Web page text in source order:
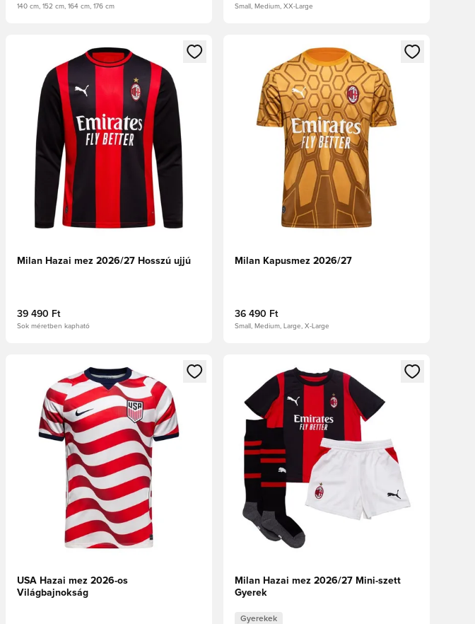
140 cm, 152 cm, 164 cm, 176 cm Small, Medium, XX-Large
a tagként való regisztrációhoz
Megnyit egy modált a bejelentkezéshez vagy a tagként való regisztrációhoz
Milan Hazai mez 2026/27 Hosszú ujjú
39 490 Ft
Sok méretben kapható
Megnyit egy modált a bejelentkezéshez vagy a
Milan Kapusmez 2026/27
36 490 Ft
Small, Medium, Large, X-Large
a tagként való regisztrációhoz
Megnyit egy modált a bejelentkezéshez vagy a tagként való regisztrációhoz
USA Hazai mez 2026-os
Világbajnokság
Megnyit egy modált a bejelentkezéshez vagy a
Milan Hazai mez 2026/27 Mini-szett
Gyerek
Gyerekek